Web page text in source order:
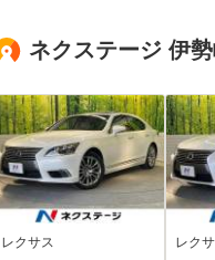
プ
ム
ネクステージ 伊
レクサス レク